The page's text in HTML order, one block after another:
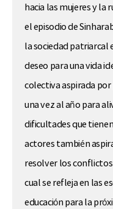
hacia las mujeres y la
el episodio de
la sociedad patriarcal
deseo para una vida
colectiva aspirada
una vez al año para
dificultades que
actores también
resolver los
cual se refleja en las
educación para la